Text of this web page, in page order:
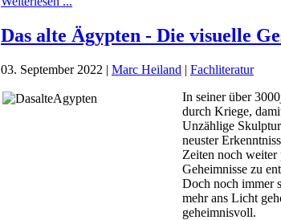
Das alte Ägypten - Die visuelle
03. September 2022 | Marc Heiland | Fachliteratur
In seiner über
durch Kriege,
Unzählige
neuster
Zeiten noch weiter
Geheimnisse zu
Doch noch immer
mehr ans Licht
geheimnisvoll.